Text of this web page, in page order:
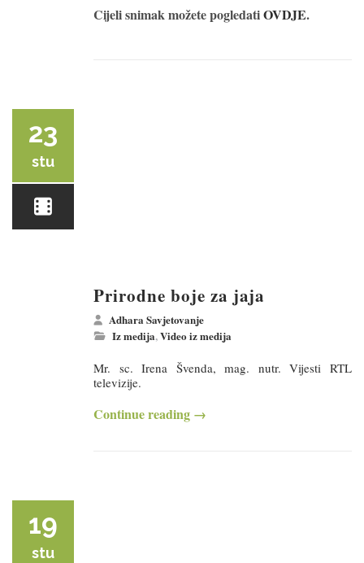
Cijeli snimak možete pogledatiOVDJE.
23
stu
Prirodne boje za jaja
Adhara Savjetovanje
Iz medija,Video iz medija
Mr. sc. Irena Švenda, mag. nutr. Vijesti RTL
televizije.
Continue reading →
19
stu